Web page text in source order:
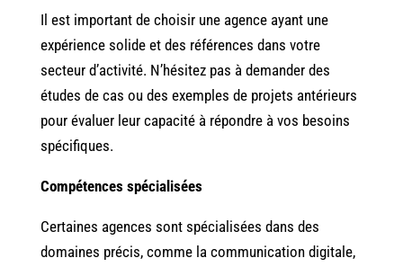
Il est important de choisir une agence ayant une
expérience solide et des références dans votre
secteur d’activité. N’hésitez pas à demander des
études de cas ou des exemples de projets antérieurs
pour évaluer leur capacité à répondre à vos besoins
spécifiques.
Compétences spécialisées
Certaines agences sont spécialisées dans des
domaines précis, comme la communication digitale,